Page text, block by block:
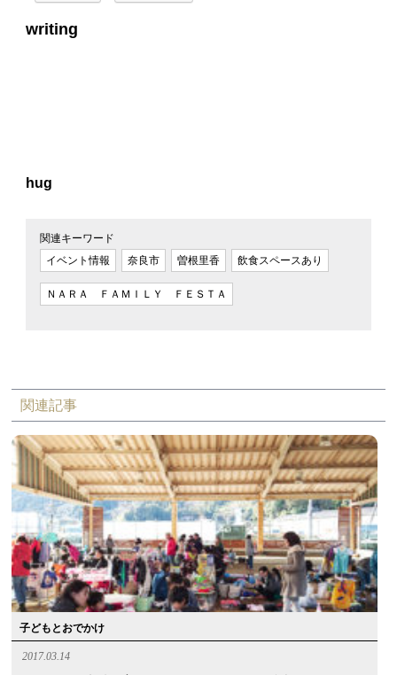
writing
hug
関連キーワード
イベント情報
奈良市 曽根里香 飲食スペースあり
ＮＡＲＡ ＦＡＭＩＬＹ ＦＥＳＴＡ
関連記事
子どもとおでかけ
2017.03.14